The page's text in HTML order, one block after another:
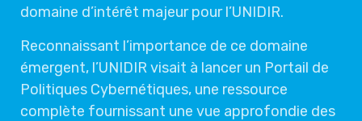
domaine d’intérêt majeur pour l’UNIDIR.
Reconnaissant l’importance de ce domaine
émergent, l’UNIDIR visait à lancer un Portail de
Politiques Cybernétiques, une ressource
complète fournissant une vue approfondie des